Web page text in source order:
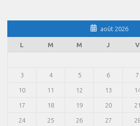
août 2026
L M M J V
3 4 5 6 7
10 11 12 13
17 18 19 20 21
24 25 26 27